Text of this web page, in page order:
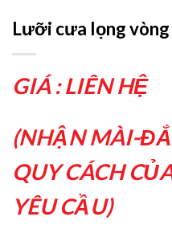
Lưỡi cưa lọng
GIÁ : LIÊN HỆ
(NHẬN MÀI-
QUY CÁCH
YÊU CẦU)